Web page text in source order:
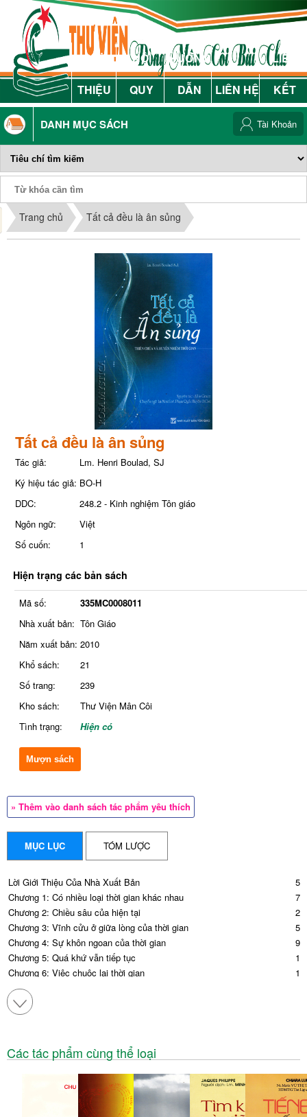
GIỚI
THIỆU
NỘI
QUY
HƯỚNG
DẪN
LIÊN HỆ
LIÊN
KẾT
DANH MỤC SÁCH
Phiếu Sách
Tài Khoản
Trang chủ Tất cả đều là ân sủng
Tất cả đều là ân sủng
Tác giả:
Lm. Henri Boulad, SJ
Ký hiệu tác giả: BO-H
DDC:
248.2 - Kinh nghiệm Tôn giáo
Ngôn ngữ:
Việt
Số cuốn:
1
Hiện trạng các bản sách
Mã số:
335MC0008011
Nhà xuất bản: Tôn Giáo
Năm xuất bản: 2010
Khổ sách:
21
Số trang:
239
Kho sách:
Thư Viện Mân Côi
Tình trạng:
Hiện có
Mượn sách
» Thêm vào danh sách tác phẩm yêu thích
MỤC LỤC TÓM LƯỢC
Lời Giới Thiệu Của Nhà Xuất Bản
5
Chương 1: Có nhiều loại thời gian khác nhau
7
Chương 2: Chiều sâu của hiện tại
29
Chương 3: Vĩnh cửu ở giữa lòng của thời gian
59
Chương 4: Sự khôn ngoan của thời gian
91
Chương 5: Quá khứ vẫn tiếp tục
Chương 6: Việc chuộc lại thời gian
Chương 7: Tất cả đều là ân sủng
Các tác phẩm cùng thể loại